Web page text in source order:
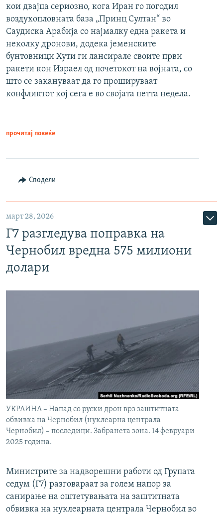
кои двајца сериозно, кога Иран го погодил
воздухопловната база „Принц Султан“ во
Саудиска Арабија со најмалку една ракета и
неколку дронови, додека јеменските
бунтовници Хути ги лансирале своите први
ракети кон Израел од почетокот на војната, со
што се закануваат да го прошируваат
конфликтот кој сега е во својата петта недела.
прочитај повеќе
Сподели
март 28, 2026
Г7 разгледува поправка на
Чернобил вредна 575 милиони
долари
УКРАИНА – Напад со руски дрон врз заштитната
обвивка на Чернобил (нуклеарна централа
Чернобил) – последици. Забранета зона. 14 февруари
2025 година.
Министрите за надворешни работи од Групата
седум (Г7) разговараат за голем напор за
санирање на оштетувањата на заштитната
обвивка на нуклеарната централа Чернобил во